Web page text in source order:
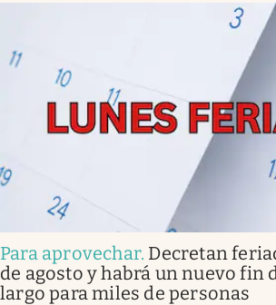
Para aprovechar. Decretan
de agosto y habrá un nuevo fin
largo para miles de personas